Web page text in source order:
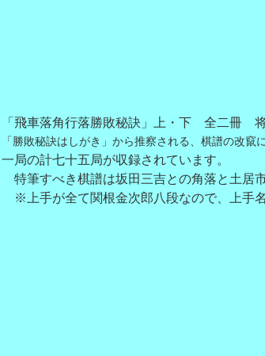
「飛車落角行落勝敗秘訣」上・下 全二冊
「勝敗秘訣はしがき」から推察される、棋譜の改竄
一局の計七十五局が収録されています。
特筆すべき棋譜は坂田三吉との角落と土居
※上手が全て関根金次郎八段なので、上手名